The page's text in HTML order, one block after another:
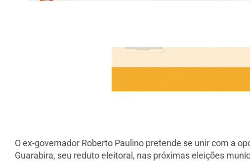
O ex-governador Roberto Paulino pretende se unir com a
Guarabira, seu reduto eleitoral, nas próximas eleições